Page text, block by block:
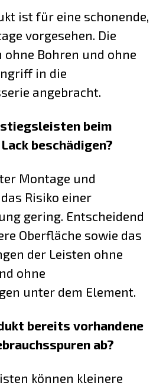
ist für eine schonende,
vorgesehen. Die
ohne Bohren und ohne
in die
angebracht.
beim
beschädigen?
Montage und
Risiko einer
gering. Entscheidend
Oberfläche sowie das
der Leisten ohne
ohne
unter dem Element.
bereits vorhandene
ab?
können kleinere